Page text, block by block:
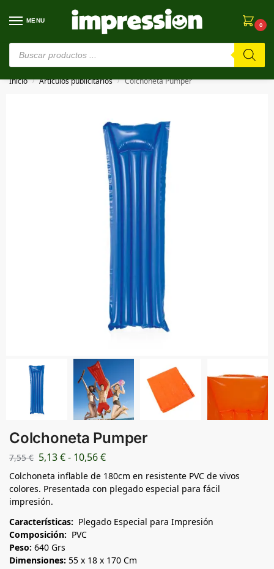
MENU
0
⚠️ Estamos en pruebas. Si algo falla, ¡Perdón!⚠️
Inicio / Artículos publicitarios / Colchoneta Pumper
Colchoneta Pumper
7,55€ 5,13€- 10,56€
Colchoneta inflable de 180cm en resistente PVC de vivos
colores. Presentada con plegado especial para fácil
impresión.
Características: Plegado Especial para Impresión
Composición: PVC
Peso: 640 Grs
Dimensiones: 55 x 18 x 170 Cm